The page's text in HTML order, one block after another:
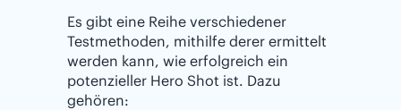
Es gibt eine Reihe verschiedener
Testmethoden, mithilfe derer ermittelt
werden kann, wie erfolgreich ein
potenzieller Hero Shot ist. Dazu
gehören: